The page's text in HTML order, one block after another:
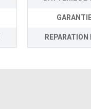
REPARATION